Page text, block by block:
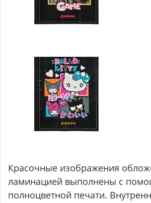
Красочные изображения
ламинацией выполнены с
полноцветной печати.